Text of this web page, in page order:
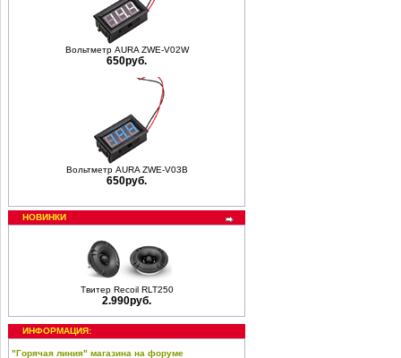
Вольтметр AURA ZWE-V02W
650руб.
Вольтметр AURA ZWE-V03B
650руб.
НОВИНКИ
Твитер Recoil RLT250
2.990руб.
ИНФОРМАЦИЯ:
"Горячая линия" магазина на форуме